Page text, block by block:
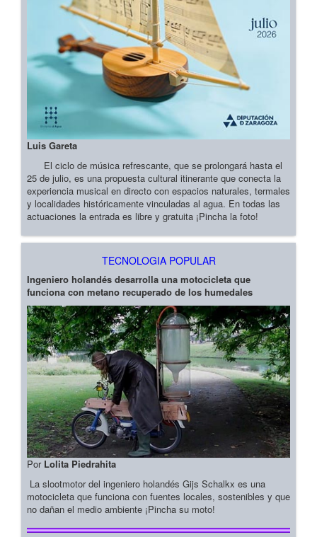
Luis Gareta
El ciclo de música refrescante, que se prolongará hasta el
25 de julio, es una propuesta cultural itinerante que conecta la
experiencia musical en directo con espacios naturales, termales
y localidades históricamente vinculadas al agua. En todas las
actuaciones la entrada es libre y gratuita ¡Pincha la foto!
TECNOLOGIA POPULAR
Ingeniero holandés desarrolla una motocicleta que
funciona con metano recuperado de los humedales
Por Lolita Piedrahita
La slootmotor del ingeniero holandés Gijs Schalkx es una
motocicleta que funciona con fuentes locales, sostenibles y que
no dañan el medio ambiente ¡Pincha su moto!